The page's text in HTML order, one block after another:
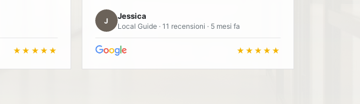
★★★★★
J
Jessica
Local Guide · 11 recensioni · 5 mesi fa
★★★★★